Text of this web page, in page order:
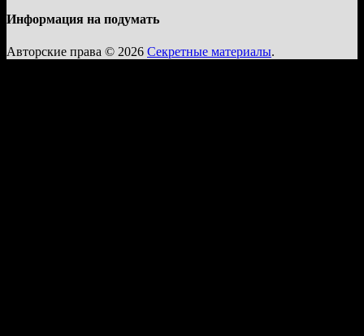
Информация на подумать
Авторские права © 2026 Секретные материалы.